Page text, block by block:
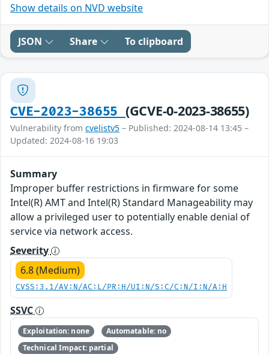
Show details on NVD website
JSON Share To clipboard
CVE-2023-38655 (GCVE-0-2023-38655)
Vulnerability from cvelistv5 – Published: 2024-08-14 13:45 –
Updated: 2024-08-16 19:03
Summary
Improper buffer restrictions in firmware for some
Intel(R) AMT and Intel(R) Standard Manageability may
allow a privileged user to potentially enable denial of
service via network access.
Severity
6.8 (Medium)
CVSS:3.1/AV:N/AC:L/PR:H/UI:N/S:C/C:N/I:N/A:H
SSVC
Exploitation: none
Automatable: no
Technical Impact: partial